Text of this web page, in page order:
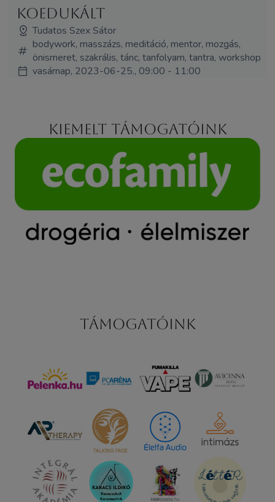
koedukált
Tudatos Szex Sátor
bodywork, masszázs, meditáció, mentor, mozgás,
önismeret, szakrális, tánc, tanfolyam, tantra, workshop
vasárnap, 2023-06-25., 09:00 - 11:00
Kiemelt támogatóink
Támogatóink